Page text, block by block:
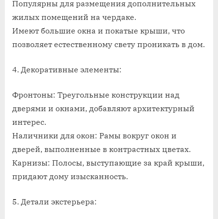
Популярны для размещения дополнительных
жилых помещений на чердаке.
Имеют большие окна и покатые крыши, что
позволяет естественному свету проникать в дом.
4. Декоративные элементы:
Фронтоны: Треугольные конструкции над
дверями и окнами, добавляют архитектурный
интерес.
Наличники для окон: Рамы вокруг окон и
дверей, выполненные в контрастных цветах.
Карнизы: Полосы, выступающие за край крыши,
придают дому изысканность.
5. Детали экстерьера: